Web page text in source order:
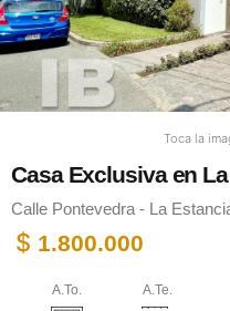
Toca la
Casa Exclusiva en
Calle Pontevedra - La
$ 1.800.000
A.To. A.Te.